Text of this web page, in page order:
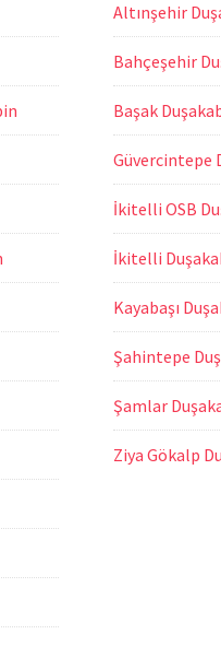
Altınşehir
Bahçeşehir
Başak
Güvercintepe
İkitelli OSB
İkitelli
Kayabaşı
Şahintepe
Şamlar
Ziya Gökalp